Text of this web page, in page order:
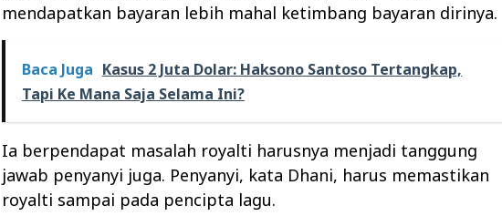
mendapatkan bayaran lebih mahal ketimbang bayaran dirinya.
Baca Juga Kasus 2 Juta Dolar: Haksono Santoso Tertangkap,
Tapi Ke Mana Saja Selama Ini?
Ia berpendapat masalah royalti harusnya menjadi tanggung
jawab penyanyi juga. Penyanyi, kata Dhani, harus memastikan
royalti sampai pada pencipta lagu.